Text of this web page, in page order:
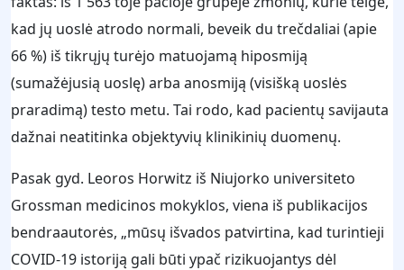
kad jų uoslė atrodo normali, beveik du trečdaliai (apie
66 %) iš tikrųjų turėjo matuojamą hiposmiją
(sumažėjusią uoslę) arba anosmiją (visišką uoslės
praradimą) testo metu. Tai rodo, kad pacientų savijauta
dažnai neatitinka objektyvių klinikinių duomenų.
Pasak gyd. Leoros Horwitz iš Niujorko universiteto
Grossman medicinos mokyklos, viena iš publikacijos
bendraautorės, „mūsų išvados patvirtina, kad turintieji
COVID-19 istoriją gali būti ypač rizikuojantys dėl